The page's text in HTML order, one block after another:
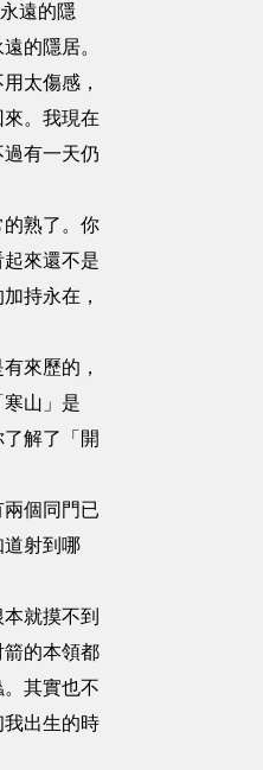
遠的隱
的隱居。
太傷感，
。我現在
有一天仍
熟了。你
來還不是
持永在，
來歷的，
山」是
解了「開
個同門已
道射到哪
就摸不到
的本領都
其實也不
出生的時